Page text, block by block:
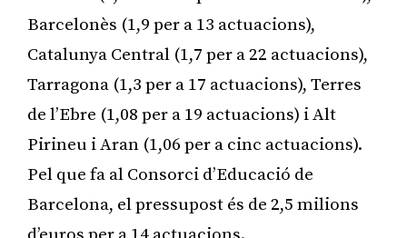
Barcelonès (1,9 per a 13 actuacions),
Catalunya Central (1,7 per a 22 actuacions),
Tarragona (1,3 per a 17 actuacions), Terres
de l’Ebre (1,08 per a 19 actuacions) i Alt
Pirineu i Aran (1,06 per a cinc actuacions).
Pel que fa al Consorci d’Educació de
Barcelona, el pressupost és de 2,5 milions